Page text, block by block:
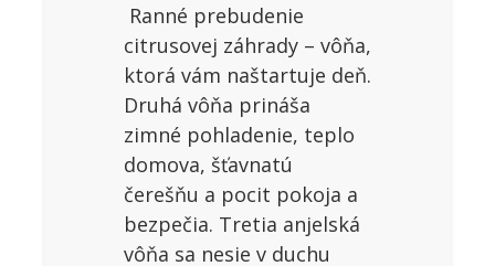
Ranné prebudenie
citrusovej záhrady – vôňa,
ktorá vám naštartuje deň.
Druhá vôňa prináša
zimné pohladenie, teplo
domova, šťavnatú
čerešňu a pocit pokoja a
bezpečia. Tretia anjelská
vôňa sa nesie v duchu